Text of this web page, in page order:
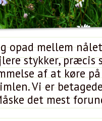
opad mellem
stykker, præcis
af at køre
Vi er
det mest